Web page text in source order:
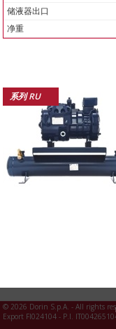
储液器出口
净重
系列 RU
©2026 Dorin S.p.A. - All rights
Export FI024104 - P.I.